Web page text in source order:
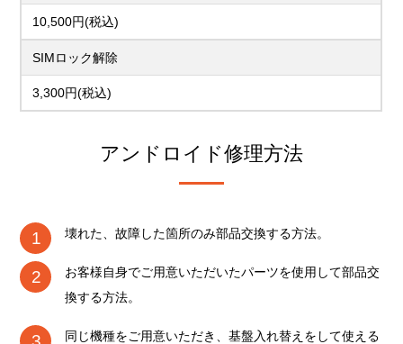
10,500円(税込)
SIMロック解除
3,300円(税込)
アンドロイド修理方法
壊れた、故障した箇所のみ部品交換する方法。
お客様自身でご用意いただいたパーツを使用して部品交
換する方法。
同じ機種をご用意いただき、基盤入れ替えをして使える